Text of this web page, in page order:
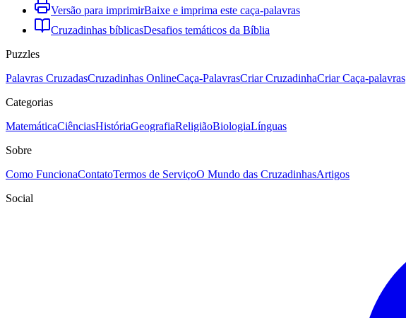
Versão para imprimirBaixe e imprima este caça-palavras
Cruzadinhas bíblicasDesafios temáticos da Bíblia
Puzzles
Palavras CruzadasCruzadinhas OnlineCaça-PalavrasCriar CruzadinhaCriar Caça-palavras
Categorias
MatemáticaCiênciasHistóriaGeografiaReligiãoBiologiaLínguas
Sobre
Como FuncionaContatoTermos de ServiçoO Mundo das CruzadinhasArtigos
Social